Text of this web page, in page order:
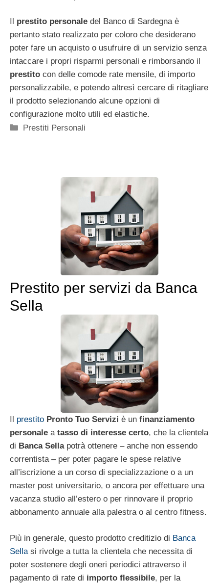
prestito personale del Banco di Sardegna è
pertanto stato realizzato per coloro che desiderano
poter fare un acquisto o usufruire di un servizio senza
intaccare i propri risparmi personali e rimborsando il
prestito con delle comode rate mensile, di importo
personalizzabile, e potendo altresì cercare di ritagliare
il prodotto selezionando alcune opzioni di
configurazione molto utili ed elastiche.
Categorie
Prestiti Personali
Prestito per servizi da Banca
Sella
prestito Pronto Tuo Servizi è un finanziamento
personale atasso di interesse certo, che la clientela
di Banca Sellapotrà ottenere – anche non essendo
correntista – per poter pagare le spese relative
all’iscrizione a un corso di specializzazione o a un
master post universitario, o ancora per effettuare una
vacanza studio all’estero o per rinnovare il proprio
abbonamento annuale alla palestra o al centro fitness.
Più in generale, questo prodotto creditizio di Banca
Sella si rivolge a tutta la clientela che necessita di
poter sostenere degli oneri periodici attraverso il
pagamento di rate di importo flessibile, per la